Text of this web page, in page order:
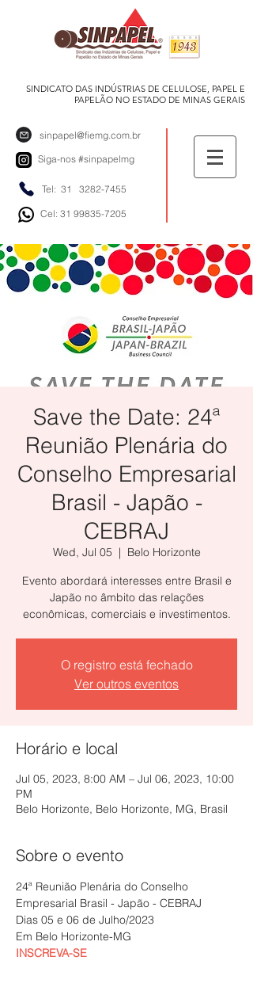
SINDICATO DAS INDÚSTRIAS DE CELULOSE, PAPEL E
PAPELÃO NO ESTADO DE MINAS GERAIS
sinpapel@fiemg.com.br
Siga-nos #sinpapelmg
Tel: 31 3282-7455
Cel: 31 99835-7205
Save the Date: 24ª
Reunião Plenária do
Conselho Empresarial
Brasil - Japão -
CEBRAJ
Wed, Jul 05
  |
Belo Horizonte
Evento abordará interesses entre Brasil e
Japão no âmbito das relações
econômicas, comerciais e investimentos.
O registro está fechado
Ver outros eventos
Horário e local
Jul 05, 2023, 8:00 AM – Jul 06, 2023, 10:00
PM
Belo Horizonte, Belo Horizonte, MG, Brasil
Sobre o evento
24ª Reunião Plenária do Conselho
Empresarial Brasil - Japão - CEBRAJ
Dias 05 e 06 de Julho/2023
Em Belo Horizonte-MG
INSCREVA-SE